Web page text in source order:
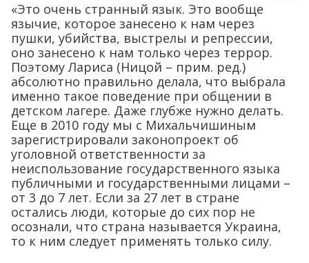
«Это очень странный язык. Это вообще
язычие, которое занесено к нам через
пушки, убийства, выстрелы и репрессии,
оно занесено к нам только через террор.
Поэтому Лариса (Ницой – прим. ред.)
абсолютно правильно делала, что выбрала
именно такое поведение при общении в
детском лагере. Даже глубже нужно делать.
Еще в 2010 году мы с Михальчишиным
зарегистрировали законопроект об
уголовной ответственности за
неиспользование государственного языка
публичными и государственными лицами –
от 3 до 7 лет. Если за 27 лет в стране
остались люди, которые до сих пор не
осознали, что страна называется Украина,
то к ним следует применять только силу.